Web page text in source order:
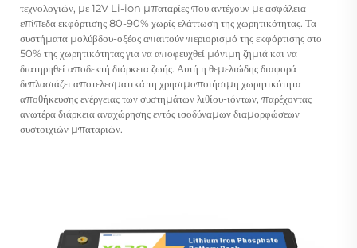
τεχνολογιών, με12V Li-ion μπαταρίεςπου αντέχουν με ασφάλεια
επίπεδα εκφόρτισης 80-90% χωρίς ελάττωση της χωρητικότητας. Τα
συστήματα μολύβδου-οξέος απαιτούν περιορισμό της εκφόρτισης στο
50% της χωρητικότητας για να αποφευχθεί μόνιμη ζημιά και να
διατηρηθεί αποδεκτή διάρκεια ζωής. Αυτή η θεμελιώδης διαφορά
διπλασιάζει αποτελεσματικά τη χρησιμοποιήσιμη χωρητικότητα
αποθήκευσης ενέργειας των συστημάτων λιθίου-ιόντων, παρέχοντας
ανωτέρα διάρκεια αναχώρησης εντός ισοδύναμων διαμορφώσεων
συστοιχιών μπαταριών.